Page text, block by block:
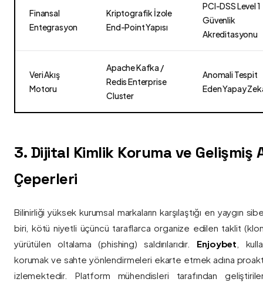
Finansal
Entegrasyon
Kriptografik İzole
End-Point Yapısı
PCI-DSS Level 1
Güvenlik
Akreditasyonu
Veri Akış
Motoru
Apache Kafka /
Redis Enterprise
Cluster
Anomali Tespit
Eden Yapay
3. Dijital Kimlik Koruma ve Gelişmiş
Çeperleri
Bilinirliği yüksek kurumsal markaların karşılaştığı en yaygın
biri, kötü niyetli üçüncü taraflarca organize edilen taklit
yürütülen oltalama (phishing) saldırılarıdır. Enjoybet ,
korumak ve sahte yönlendirmeleri ekarte etmek adına
izlemektedir. Platform mühendisleri tarafından